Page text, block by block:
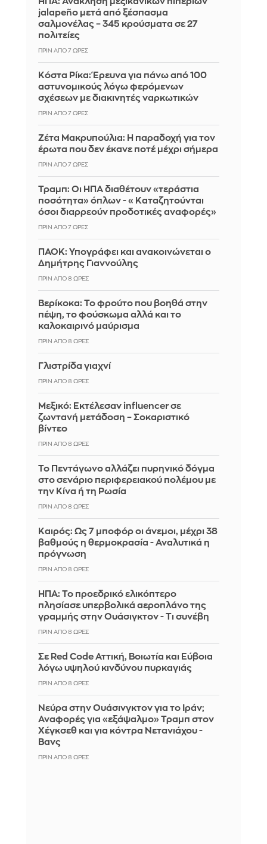
jalapeño μετά από ξέσπασμα
σαλμονέλας – 345 κρούσματα σε 27
πολιτείες
ΠΡΙΝ ΑΠΌ 7 ΏΡΕΣ
Κόστα Ρίκα: Έρευνα για πάνω από 100
αστυνομικούς λόγω φερόμενων
σχέσεων με διακινητές ναρκωτικών
ΠΡΙΝ ΑΠΌ 7 ΏΡΕΣ
Ζέτα Μακρυπούλια: Η παραδοχή για τον
έρωτα που δεν έκανε ποτέ μέχρι σήμερα
ΠΡΙΝ ΑΠΌ 7 ΏΡΕΣ
Τραμπ: Οι ΗΠΑ διαθέτουν «τεράστια
ποσότητα» όπλων - «Καταζητούνται
όσοι διαρρεούν προδοτικές αναφορές»
ΠΡΙΝ ΑΠΌ 7 ΏΡΕΣ
ΠΑΟΚ: Υπογράφει και ανακοινώνεται ο
Δημήτρης Γιαννούλης
ΠΡΙΝ ΑΠΌ 8 ΏΡΕΣ
Βερίκοκα: Το φρούτο που βοηθά στην
πέψη, το φούσκωμα αλλά και το
καλοκαιρινό μαύρισμα
ΠΡΙΝ ΑΠΌ 8 ΏΡΕΣ
Γλιστρίδα γιαχνί
ΠΡΙΝ ΑΠΌ 8 ΏΡΕΣ
Μεξικό: Εκτέλεσαν influencer σε
ζωντανή μετάδοση – Σοκαριστικό
βίντεο
ΠΡΙΝ ΑΠΌ 8 ΏΡΕΣ
Το Πεντάγωνο αλλάζει πυρηνικό δόγμα
στο σενάριο περιφερειακού πολέμου με
την Κίνα ή τη Ρωσία
ΠΡΙΝ ΑΠΌ 8 ΏΡΕΣ
Καιρός: Ως 7 μποφόρ οι άνεμοι, μέχρι 38
βαθμούς η θερμοκρασία - Αναλυτικά η
πρόγνωση
ΠΡΙΝ ΑΠΌ 8 ΏΡΕΣ
ΗΠΑ: Το προεδρικό ελικόπτερο
πλησίασε υπερβολικά αεροπλάνο της
γραμμής στην Ουάσιγκτον - Τι συνέβη
ΠΡΙΝ ΑΠΌ 8 ΏΡΕΣ
Σε Red Code Αττική, Βοιωτία και Εύβοια
λόγω υψηλού κινδύνου πυρκαγιάς
ΠΡΙΝ ΑΠΌ 8 ΏΡΕΣ
Νεύρα στην Ουάσινγκτον για το Ιράν;
Αναφορές για «εξάψαλμο» Τραμπ στον
Χέγκσεθ και για κόντρα Νετανιάχου -
Βανς
ΠΡΙΝ ΑΠΌ 8 ΏΡΕΣ